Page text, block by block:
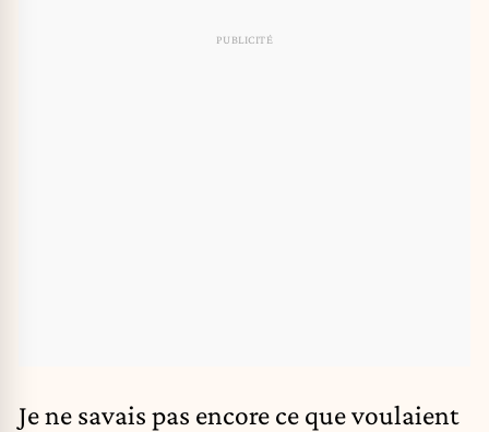
Je ne savais pas encore ce que voulaient